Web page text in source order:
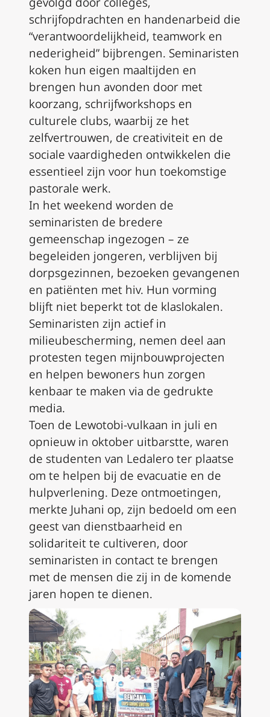
schrijfopdrachten en handenarbeid die
“verantwoordelijkheid, teamwork en
nederigheid” bijbrengen. Seminaristen
koken hun eigen maaltijden en
brengen hun avonden door met
koorzang, schrijfworkshops en
culturele clubs, waarbij ze het
zelfvertrouwen, de creativiteit en de
sociale vaardigheden ontwikkelen die
essentieel zijn voor hun toekomstige
pastorale werk.
In het weekend worden de
seminaristen de bredere
gemeenschap ingezogen – ze
begeleiden jongeren, verblijven bij
dorpsgezinnen, bezoeken gevangenen
en patiënten met hiv. Hun vorming
blijft niet beperkt tot de klaslokalen.
Seminaristen zijn actief in
milieubescherming, nemen deel aan
protesten tegen mijnbouwprojecten
en helpen bewoners hun zorgen
kenbaar te maken via de gedrukte
media.
Toen de Lewotobi-vulkaan in juli en
opnieuw in oktober uitbarstte, waren
de studenten van Ledalero ter plaatse
om te helpen bij de evacuatie en de
hulpverlening. Deze ontmoetingen,
merkte Juhani op, zijn bedoeld om een
geest van dienstbaarheid en
solidariteit te cultiveren, door
seminaristen in contact te brengen
met de mensen die zij in de komende
jaren hopen te dienen.